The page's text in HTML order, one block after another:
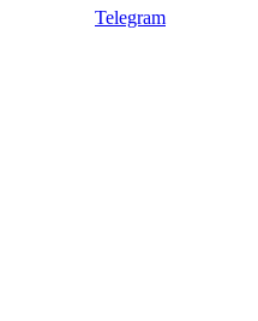
Telegram